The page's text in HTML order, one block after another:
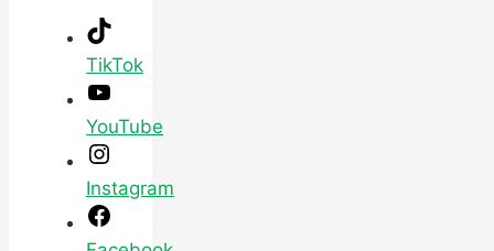
TikTok
YouTube
Instagram